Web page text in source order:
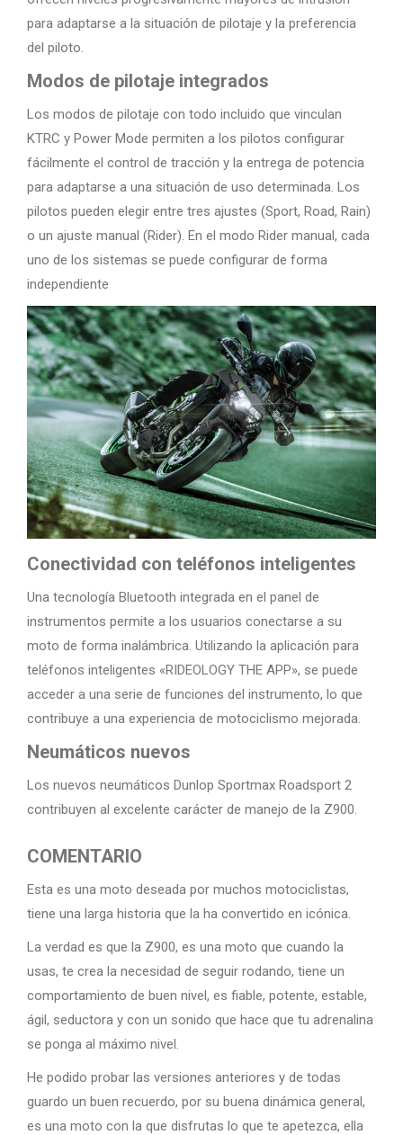
para adaptarse a la situación de pilotaje y la preferencia
del piloto.
Modos de pilotaje integrados
Los modos de pilotaje con todo incluido que vinculan
KTRC y Power Mode permiten a los pilotos configurar
fácilmente el control de tracción y la entrega de potencia
para adaptarse a una situación de uso determinada. Los
pilotos pueden elegir entre tres ajustes (Sport, Road, Rain)
o un ajuste manual (Rider). En el modo Rider manual, cada
uno de los sistemas se puede configurar de forma
independiente
Conectividad con teléfonos inteligentes
Una tecnología Bluetooth integrada en el panel de
instrumentos permite a los usuarios conectarse a su
moto de forma inalámbrica. Utilizando la aplicación para
teléfonos inteligentes «RIDEOLOGY THE APP», se puede
acceder a una serie de funciones del instrumento, lo que
contribuye a una experiencia de motociclismo mejorada.
Neumáticos nuevos
Los nuevos neumáticos Dunlop Sportmax Roadsport 2
contribuyen al excelente carácter de manejo de la Z900.
COMENTARIO
Esta es una moto deseada por muchos motociclistas,
tiene una larga historia que la ha convertido en icónica.
La verdad es que la Z900, es una moto que cuando la
usas, te crea la necesidad de seguir rodando, tiene un
comportamiento de buen nivel, es fiable, potente, estable,
ágil, seductora y con un sonido que hace que tu adrenalina
se ponga al máximo nivel.
He podido probar las versiones anteriores y de todas
guardo un buen recuerdo, por su buena dinámica general,
es una moto con la que disfrutas lo que te apetezca, ella